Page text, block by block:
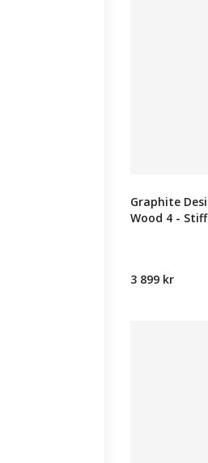
Graphite
Wood 4 - Stiff
3 899 kr